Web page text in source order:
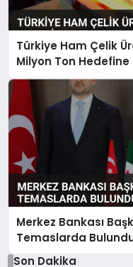
Türkiye Ham Çelik
Milyon Ton Hedefine
Merkez Bankası
Temaslarda Bulundu
Anlaşması Yapıldı
Son Dakika